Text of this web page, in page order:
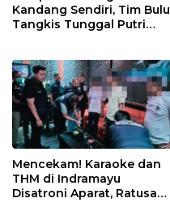
Kandang Sendiri, Tim Bulu
Tangkis Tunggal Putri
Jatibarang 2026
Mencekam! Karaoke dan
THM di Indramayu
Disatroni Aparat, Ratusan